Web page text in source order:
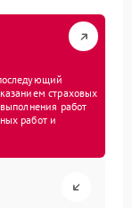
страховых
работ
работ и